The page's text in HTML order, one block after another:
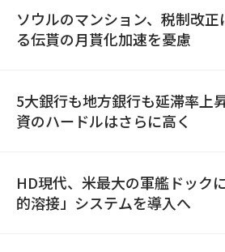
ソウルのマンション、税制改正
る伝貰の月貰化加速を憂慮
5大銀行も地方銀行も延滞率上
資のハードルはさらに高く
HD現代、米最大の軍艦ドック
的溶接」システムを導入へ